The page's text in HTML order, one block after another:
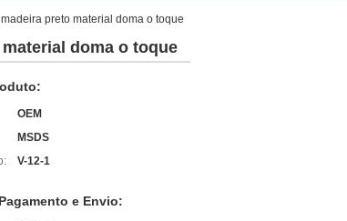
preto material doma o toque
doma o toque
OEM
MSDS
V-12-1
e Envio: